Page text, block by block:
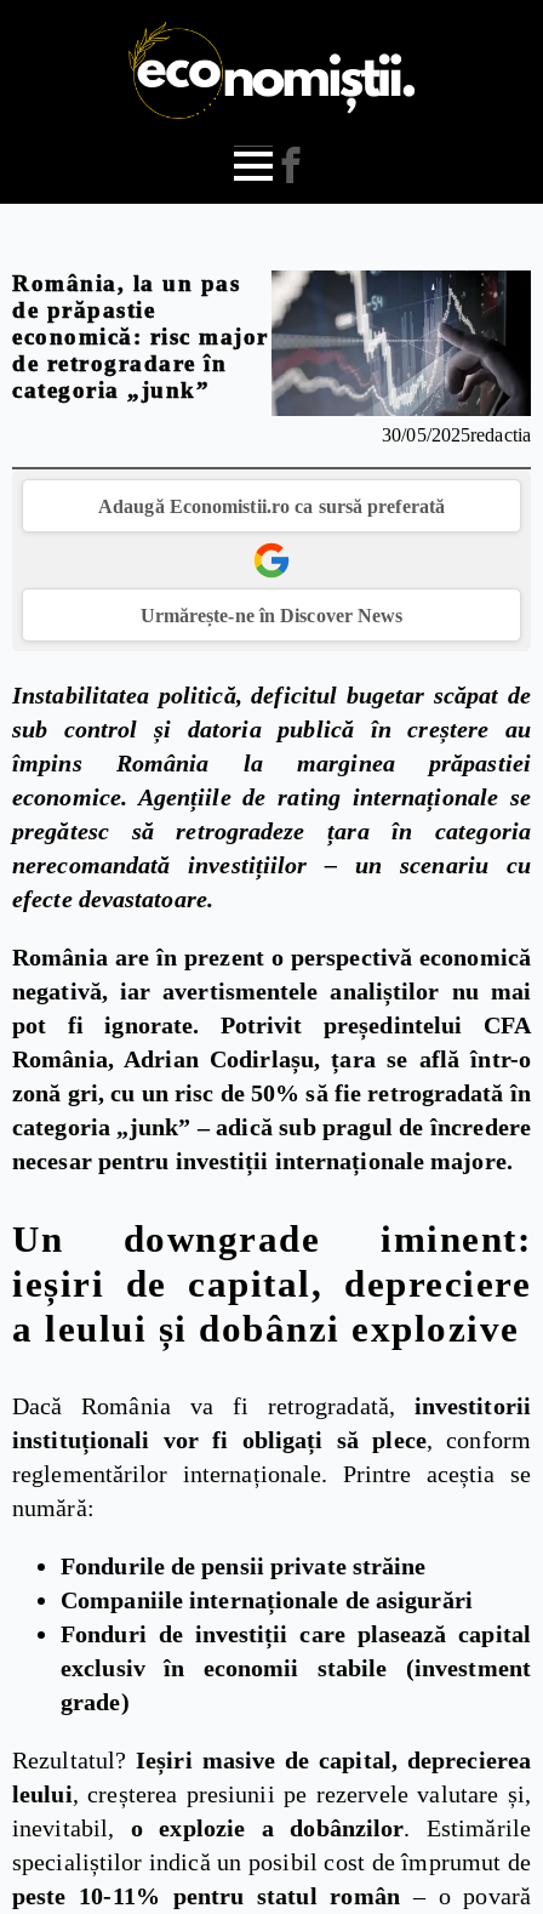
România, la un pas
de prăpastie
economică: risc major
de retrogradare în
categoria „junk”
30/05/2025redactia
Adaugă Economistii.ro ca sursă preferată
Urmărește-ne în Discover News
Instabilitatea politică, deficitul bugetar scăpat de
sub control și datoria publică în creștere au
împins România la marginea prăpastiei
economice. Agențiile de rating internaționale se
pregătesc să retrogradeze țara în categoria
nerecomandată investițiilor – un scenariu cu
efecte devastatoare.
România are în prezent o perspectivă economică
negativă, iar avertismentele analiștilor nu mai
pot fi ignorate. Potrivit președintelui CFA
România, Adrian Codirlașu, țara se află într-o
zonă gri, cu un risc de 50% să fie retrogradată în
categoria „junk” – adică sub pragul de încredere
necesar pentru investiții internaționale majore.
Un downgrade iminent:
ieșiri de capital, depreciere
a leului și dobânzi explozive
Dacă România va fi retrogradată, investitorii
instituționali vor fi obligați să plece, conform
reglementărilor internaționale. Printre aceștia se
numără:
Fondurile de pensii private străine
Companiile internaționale de asigurări
Fonduri de investiții care plasează capital
exclusiv în economii stabile (investment
grade)
Rezultatul?Ieșiri masive de capital, deprecierea
leului, creșterea presiunii pe rezervele valutare și,
inevitabil, o explozie a dobânzilor. Estimările
specialiștilor indică un posibil cost de împrumut de
peste 10-11% pentru statul român – o povară